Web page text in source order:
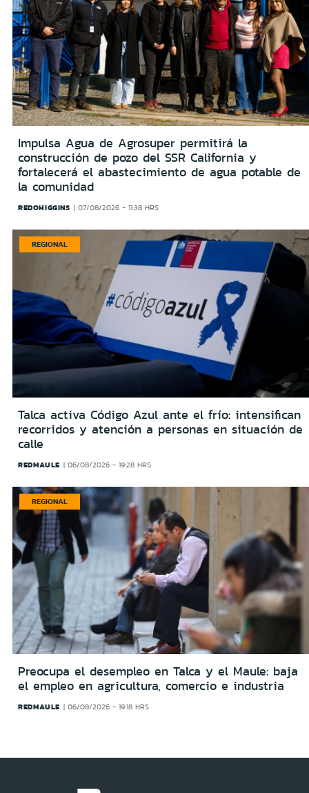
Impulsa Agua de Agrosuper permitirá la
construcción de pozo del SSR California y
fortalecerá el abastecimiento de agua potable de
la comunidad
REDOHIGGINS 07/08/2026 - 11:38 HRS
REGIONAL
Talca activa Código Azul ante el frío: intensifican
recorridos y atención a personas en situación de
calle
REDMAULE 06/08/2026 - 19:28 HRS
REGIONAL
Preocupa el desempleo en Talca y el Maule: baja
el empleo en agricultura, comercio e industria
REDMAULE 06/08/2026 - 19:18 HRS